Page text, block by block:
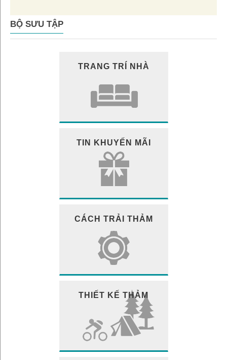
BỘ SƯU TẬP
TRANG TRÍ NHÀ
TIN KHUYẾN MÃI
CÁCH TRẢI THẢM
THIẾT KẾ THẢM